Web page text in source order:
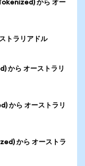
から オー
トラリアドル
から オーストラリ
から オーストラリ
から オーストラ